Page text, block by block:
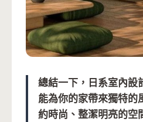
總結一下，日系室內設
能為你的家帶來獨特的
約時尚、整潔明亮的空